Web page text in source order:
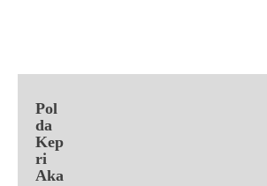
Pol
da
Kep
ri
Aka